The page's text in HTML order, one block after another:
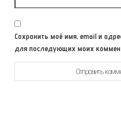
Сохранить моё имя, email и
для последующих моих